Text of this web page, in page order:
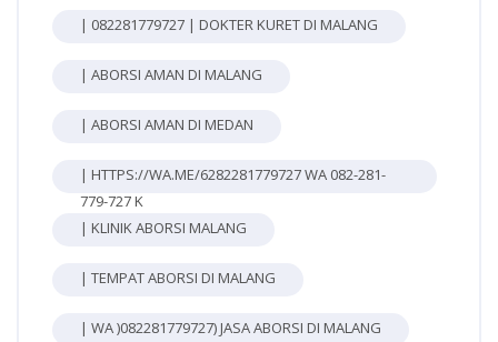
| 082281779727 | DOKTER KURET DI MALANG
| ABORSI AMAN DI MALANG
| ABORSI AMAN DI MEDAN
| HTTPS://WA.ME/6282281779727 WA 082-281-
779-727 K
| KLINIK ABORSI MALANG
| TEMPAT ABORSI DI MALANG
| WA )082281779727) JASA ABORSI DI MALANG